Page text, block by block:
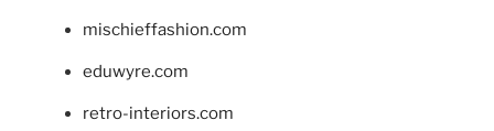
mischieffashion.com
eduwyre.com
retro-interiors.com